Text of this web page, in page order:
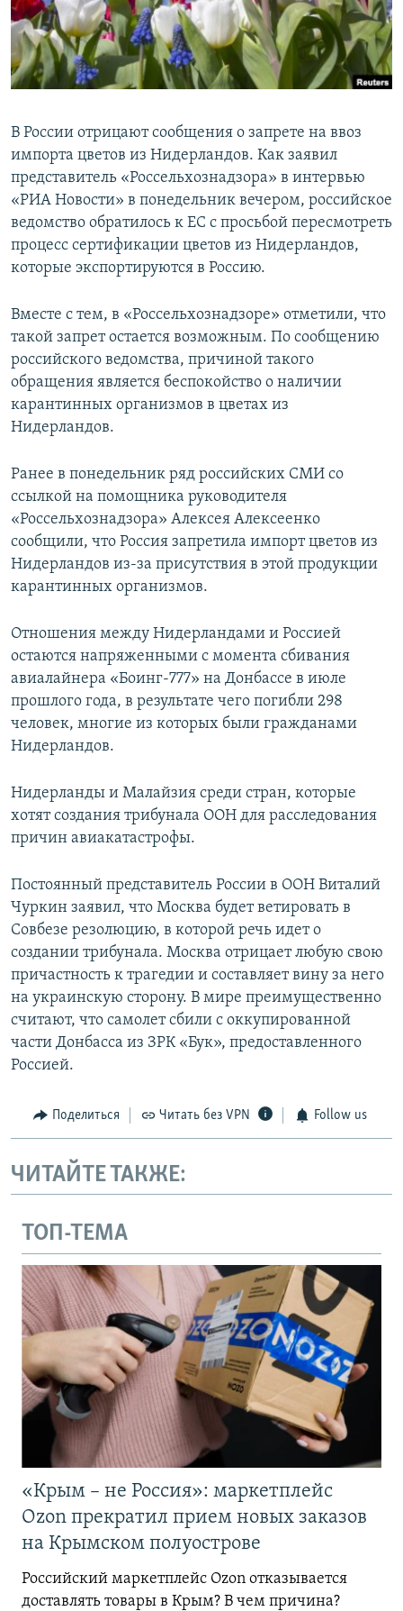
ПОБЕДИТЕЛЕЙ НЕ СУДЯТ?
КРЫМ.НЕПОКОРЕННЫЙ
ELIFBE
ПРИСОЕДИНЯЙТЕСЬ!
Все сайты RFE/RL
В России отрицают сообщения о запрете на ввоз
импорта цветов из Нидерландов. Как заявил
представитель «Россельхознадзора» в интервью
«РИА Новости» в понедельник вечером, российское
ведомство обратилось к ЕС с просьбой пересмотреть
процесс сертификации цветов из Нидерландов,
которые экспортируются в Россию.
Вместе с тем, в «Россельхознадзоре» отметили, что
такой запрет остается возможным. По сообщению
российского ведомства, причиной такого
обращения является беспокойство о наличии
карантинных организмов в цветах из
Нидерландов.
Ранее в понедельник ряд российских СМИ со
ссылкой на помощника руководителя
«Россельхознадзора» Алексея Алексеенко
сообщили, что Россия запретила импорт цветов из
Нидерландов из-за присутствия в этой продукции
карантинных организмов.
Отношения между Нидерландами и Россией
остаются напряженными с момента сбивания
авиалайнера «Боинг-777» на Донбассе в июле
прошлого года, в результате чего погибли 298
человек, многие из которых были гражданами
Нидерландов.
Нидерланды и Малайзия среди стран, которые
хотят создания трибунала ООН для расследования
причин авиакатастрофы.
Постоянный представитель России в ООН Виталий
Чуркин заявил, что Москва будет ветировать в
Совбезе резолюцию, в которой речь идет о
создании трибунала. Москва отрицает любую свою
причастность к трагедии и составляет вину за него
на украинскую сторону. В мире преимущественно
считают, что самолет сбили с оккупированной
части Донбасса из ЗРК «Бук», предоставленного
Россией.
Поделиться Читать без VPN Follow us
ЧИТАЙТЕ ТАКЖЕ:
ТОП-ТЕМА
«Крым – не Россия»: маркетплейс
Ozon прекратил прием новых заказов
на Крымском полуострове
Российский маркетплейс Ozon отказывается
доставлять товары в Крым? В чем причина?